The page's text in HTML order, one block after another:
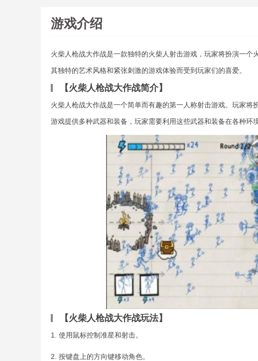
游戏介绍
火柴人枪战大作战是一款独特的火柴人射击游戏，玩家将扮演一个
其独特的艺术风格和紧张刺激的游戏体验而受到玩家们的喜爱。
【火柴人枪战大作战简介】
火柴人枪战大作战是一个简单而有趣的第一人称射击游戏。玩家将
游戏提供多种武器和装备，玩家需要利用这些武器和装备在各种环
【火柴人枪战大作战玩法】
1. 使用鼠标控制准星和射击。
2. 按键盘上的方向键移动角色。